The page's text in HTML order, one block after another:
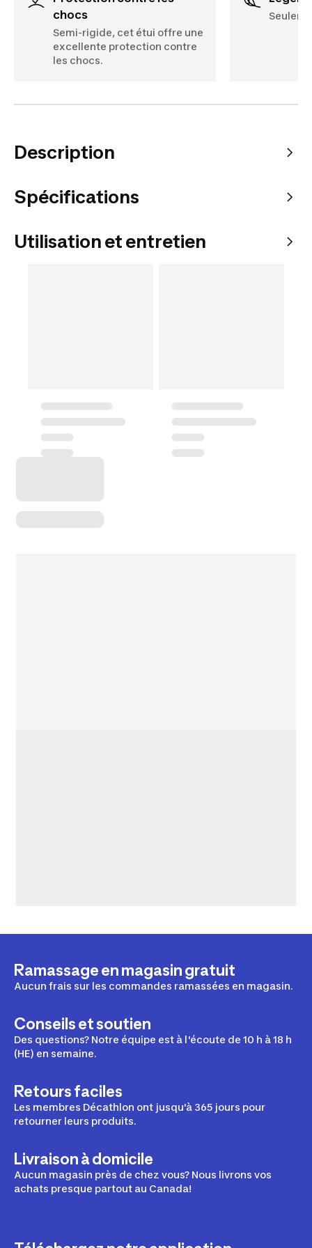
chocs
Semi-rigide, cet étui offre une
excellente protection contre
les chocs.
Description
Spécifications
Utilisation et entretien
Ramassage en magasin gratuit
Aucun frais sur les commandes ramassées en magasin.
Conseils et soutien
Des questions? Notre équipe est à l'écoute de 10 h à 18 h
(HE) en semaine.
Retours faciles
Les membres Décathlon ont jusqu'à 365 jours pour
retourner leurs produits.
Livraison à domicile
Aucun magasin près de chez vous? Nous livrons vos
achats presque partout au Canada!